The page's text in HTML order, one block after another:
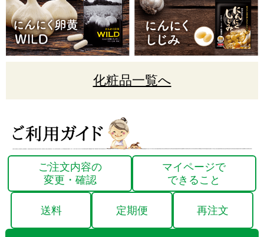
化粧品一覧へ
ご注文内容の
変更・確認
マイページで
できること
送料 定期便 再注文